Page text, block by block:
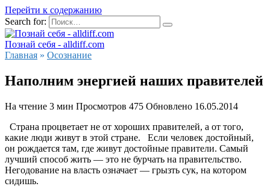
Перейти к содержанию
Search for:
Познай себя - alldiff.com
Главная » Осознание
Наполним энергией наших правителей
На чтение 3 мин Просмотров 475 Обновлено 16.05.2014
Страна процветает не от хороших правителей, а от того,
какие люди живут в этой стране. Если человек достойный,
он рождается там, где живут достойные правители. Самый
лучший способ жить — это не бурчать на правительство.
Негодование на власть означает — грызть сук, на котором
сидишь.